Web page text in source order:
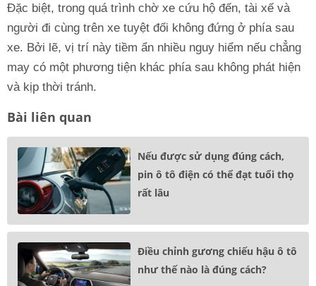
Đặc biệt, trong quá trình chờ xe cứu hộ đến, tài xế và
người đi cùng trên xe tuyệt đối không đứng ở phía sau
xe. Bởi lẽ, vị trí này tiềm ẩn nhiều nguy hiểm nếu chẳng
may có một phương tiện khác phía sau không phát hiện
và kịp thời tránh.
Bài liên quan
Nếu được sử dụng đúng cách,
pin ô tô điện có thể đạt tuổi thọ
rất lâu
Điều chỉnh gương chiếu hậu ô tô
như thế nào là đúng cách?